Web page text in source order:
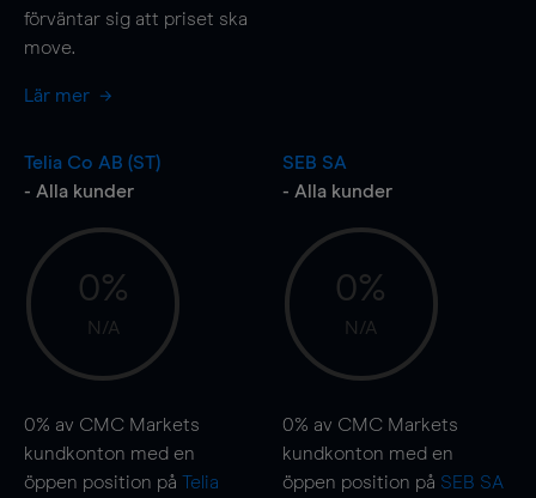
förväntar sig att priset ska
move.
Lär mer
Telia Co AB (ST)
- Alla kunder
0%
N/A
0% av CMC Markets
kundkonton med en
öppen position på Telia
SEB SA
- Alla kunder
0%
N/A
0% av CMC Markets
kundkonton med en
öppen position på SEB SA